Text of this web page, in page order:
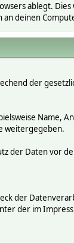
ablegt. Dies
deinen
der
Name,
weitergegeben.
der Daten vor
der
der im